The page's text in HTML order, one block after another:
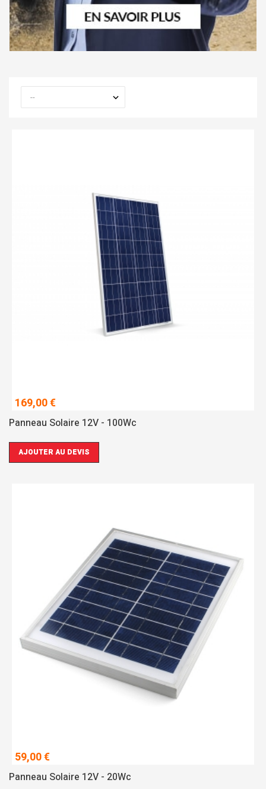
169,00 €
Panneau Solaire 12V - 100Wc
AJOUTER AU DEVIS
59,00 €
Panneau Solaire 12V - 20Wc